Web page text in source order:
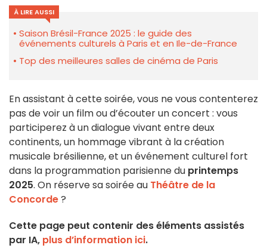
À LIRE AUSSI
Saison Brésil-France 2025 : le guide des
événements culturels à Paris et en Ile-de-France
Top des meilleures salles de cinéma de Paris
En assistant à cette soirée, vous ne vous contenterez
pas de voir un film ou d’écouter un concert : vous
participerez à un dialogue vivant entre deux
continents, un hommage vibrant à la création
musicale brésilienne, et un événement culturel fort
dans la programmation parisienne du printemps
2025. On réserve sa soirée au Théâtre de la
Concorde?
Cette page peut contenir des éléments assistés
par IA, plus d’information ici.